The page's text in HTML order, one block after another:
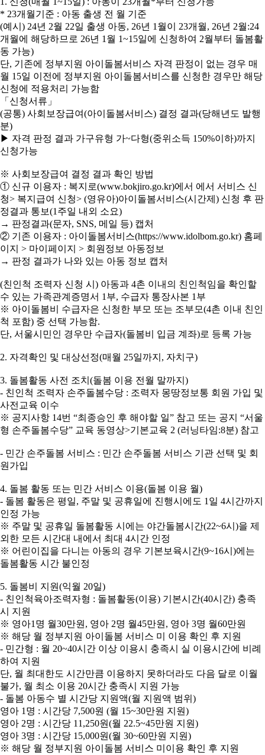
* 23개월기준 : 아동 출생 전 월 기준
(예시) 24년 2월 22일 출생 아동, 26년 1월이 23개월, 26년 2월:24
개월에 해당하므로 26년 1월 1~15일에 신청하여 2월부터 돌봄활
동 가능)
단, 기존에 정부지원 아이돌봄서비스 자격 판정이 없는 경우 매
월 15일 이전에 정부지원 아이돌봄서비스를 신청한 경우만 해당
신청에 적용처리 가능함
「신청서류」
(공통) 사회보장급여(아이돌봄서비스) 결정 결과(당해년도 발행
분)
▶ 자격 판정 결과 가구유형 가~다형(중위소득 150%이하)까지
신청가능
※ 사회보장급여 결정 결과 확인 방법
① 신규 이용자 : 복지로(www.bokjiro.go.kr)에서 에서 서비스 신
청> 복지급여 신청> (영유아)아이돌봄서비스(시간제) 신청 후 판
정결과 통보(1주일 내외 소요)
→ 판정결과(문자, SNS, 메일 등) 캡처
② 기존 이용자 : 아이돌봄서비스(https://www.idolbom.go.kr) 홈페
이지 > 마이페이지 > 회원정보 아동정보
→ 판정 결과가 나와 있는 아동 정보 캡처
(친인척 조력자 신청 시) 아동과 4촌 이내의 친인척임을 확인할
수 있는 가족관계증명서 1부, 수급자 통장사본 1부
※ 아이돌봄비 수급자은 신청한 부모 또는 조부모(4촌 이내 친인
척 포함) 중 선택 가능함.
단, 서울시민인 경우만 수급자(돌봄비 입금 계좌)로 등록 가능
2. 자격확인 및 대상선정(매월 25일까지, 자치구)
3. 돌봄활동 사전 조치(돌봄 이용 전월 말까지)
- 친인척 조력자 손주돌봄수당 : 조력자 몽땅정보통 회원 가입 및
사전교육 이수
※ 공지사항 14번 “최종승인 후 해야할 일” 참고 또는 공지 “서울
형 손주돌봄수당” 교육 동영상>기본교육 2 (러닝타임:8분) 참고
- 민간 손주돌봄 서비스 : 민간 손주돌봄 서비스 기관 선택 및 회
원가입
4. 돌봄 활동 또는 민간 서비스 이용(돌봄 이용 월)
- 돌봄 활동은 평일, 주말 및 공휴일에 진행시에도 1일 4시간까지
인정 가능
※ 주말 및 공휴일 돌봄활동 시에는 야간돌봄시간(22~6시)을 제
외한 모든 시간대 내에서 최대 4시간 인정
※ 어린이집을 다니는 아동의 경우 기본보육시간(9~16시)에는
돌봄활동 시간 불인정
5. 돌봄비 지원(익월 20일)
- 친인척육아조력자형 : 돌봄활동(이용) 기본시간(40시간) 충족
시 지원
※ 영아1명 월30만원, 영아 2명 월45만원, 영아 3명 월60만원
※ 해당 월 정부지원 아이돌봄 서비스 미 이용 확인 후 지원
- 민간형 : 월 20~40시간 이상 이용시 충족시 실 이용시간에 비례
하여 지원
단, 월 최대한도 시간만큼 이용하지 못하더라도 다음 달로 이월
불가, 월 최소 이용 20시간 충족시 지원 가능
- 돌봄 아동수 별 시간당 지원액(월 지원액 범위)
영아 1명 : 시간당 7,500원 (월 15~30만원 지원)
영아 2명 : 시간당 11,250원(월 22.5~45만원 지원)
영아 3명 : 시간당 15,000원(월 30~60만원 지원)
※ 해당 월 정부지원 아이돌봄 서비스 미이용 확인 후 지원